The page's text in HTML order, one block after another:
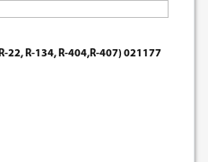
22, R-134, R-404,R-407) 021177